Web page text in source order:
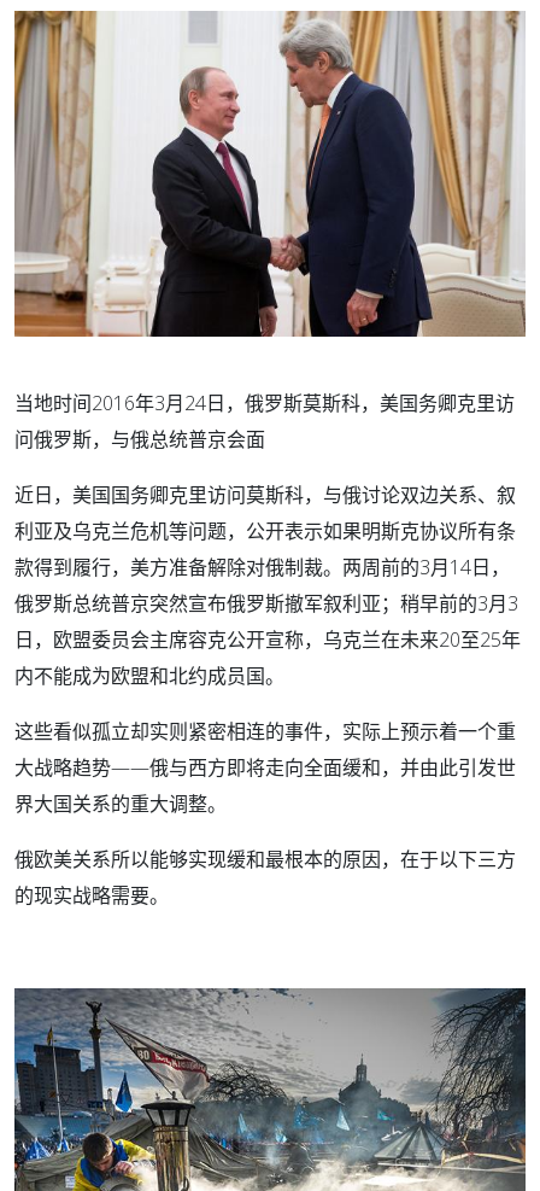
当地时间2016年3月24日，俄罗斯莫斯科，美国务卿克里访
问俄罗斯，与俄总统普京会面
近日，美国国务卿克里访问莫斯科，与俄讨论双边关系、叙
利亚及乌克兰危机等问题，公开表示如果明斯克协议所有条
款得到履行，美方准备解除对俄制裁。两周前的3月14日，
俄罗斯总统普京突然宣布俄罗斯撤军叙利亚；稍早前的3月3
日，欧盟委员会主席容克公开宣称，乌克兰在未来20至25年
内不能成为欧盟和北约成员国。
这些看似孤立却实则紧密相连的事件，实际上预示着一个重
大战略趋势——俄与西方即将走向全面缓和，并由此引发世
界大国关系的重大调整。
俄欧美关系所以能够实现缓和最根本的原因，在于以下三方
的现实战略需要。